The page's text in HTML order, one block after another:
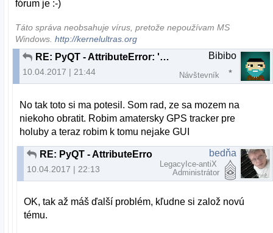
fórum je :-)
Táto správa neobsahuje vírus, pretože nepoužívam MS
Windows.http://kernelultras.org
RE: PyQT - AttributeError: 'Ui_Form' object has no attribute 'output_text'
10.04.2017 | 21:44
Bibibo
Návštevník
No tak toto si ma potesil. Som rad, ze sa mozem na
niekoho obratit. Robim amatersky GPS tracker pre
holuby a teraz robim k tomu nejake GUI
10.04.2017 | 22:13
bedňa
LegacyIce-antiX
Administrátor
OK, tak až máš ďalší problém, kľudne si založ novú
tému.